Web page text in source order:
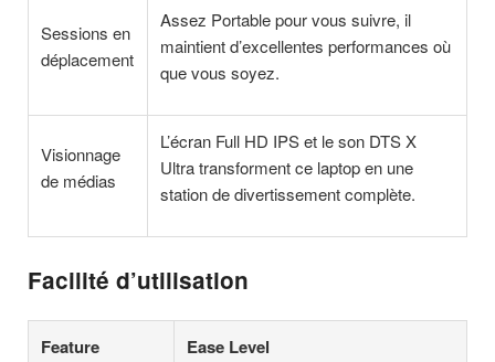
Sessions en
déplacement
Assez Portable pour vous suivre, il
maintient d’excellentes performances où
que vous soyez.
Visionnage
de médias
L’écran Full HD IPS et le son DTS X
Ultra transforment ce laptop en une
station de divertissement complète.
Facilité d’utilisation
Feature Ease Level